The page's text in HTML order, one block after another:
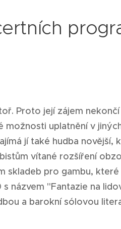
Proto její zájem
možnosti uplatnění v
jí také hudba novější,
vítané rozšíření
skladeb pro gambu,
názvem "Fantazie na
a barokní sólovou